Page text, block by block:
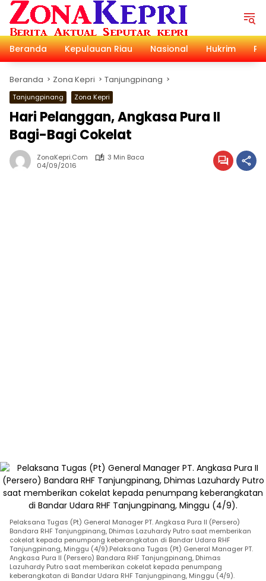
Langsung
konten
Beranda
Kepulauan Riau Nasional Hukrim
Beranda Zona Kepri Tanjungpinang
Tanjungpinang Zona Kepri
Hari Pelanggan, Angkasa Pura II
Bagi-Bagi Cokelat
ZonaKepri.com
3 Min Baca
04/09/2016
Pelaksana Tugas (Pt) General Manager PT. Angkasa Pura II (Persero)
Bandara RHF Tanjungpinang, Dhimas Lazuhardy Putro saat memberikan
cokelat kepada penumpang keberangkatan di Bandar Udara RHF
Tanjungpinang, Minggu (4/9).Pelaksana Tugas (Pt) General Manager PT.
Angkasa Pura II (Persero) Bandara RHF Tanjungpinang, Dhimas
Lazuhardy Putro saat memberikan cokelat kepada penumpang
keberangkatan di Bandar Udara RHF Tanjungpinang, Minggu (4/9).